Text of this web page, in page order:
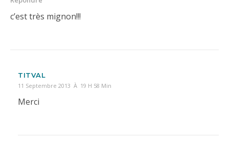
c’est très mignon!!!
TITVAL
11 Septembre 2013 À 19 H 58 Min
Merci